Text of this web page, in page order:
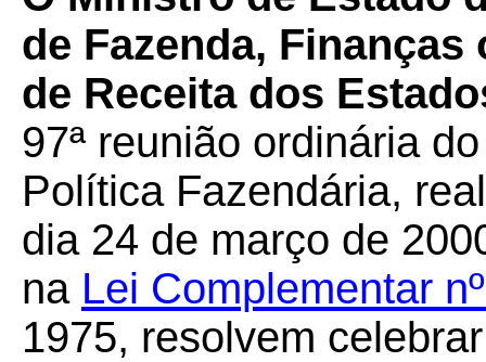
de Fazenda,
de Receita dos
97ª reunião ordinária
Política Fazendária,
dia 24 de março de
na Lei Complementar
1975, resolvem